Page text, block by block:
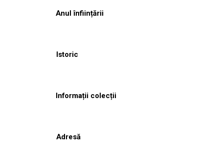
Anul înființării
Istoric
Informații colecții
Adresă